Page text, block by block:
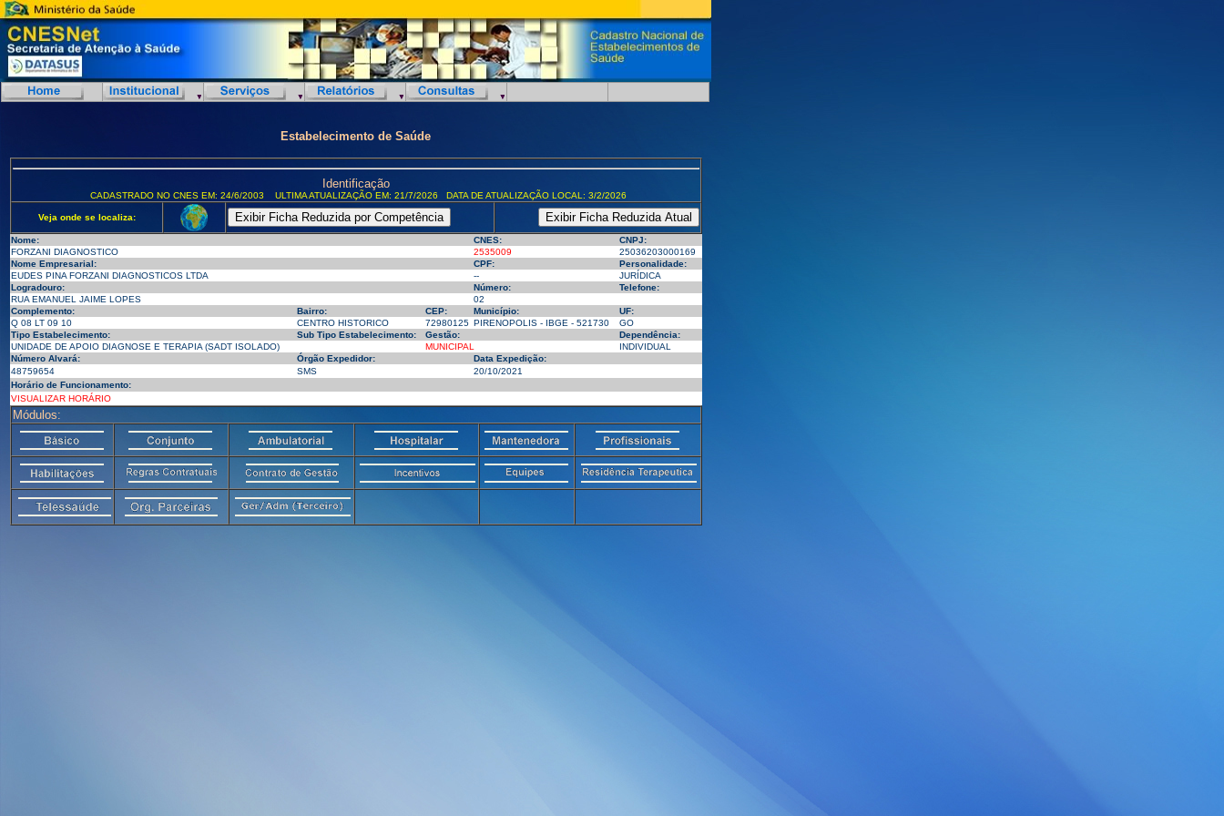
Estabelecimento de Saúde
Identificação
CADASTRADO NO CNES EM: 24/6/2003 ULTIMA ATUALIZAÇÃO EM: 21/7/2026 DATA DE ATUALIZAÇÃO LOCAL: 3/2/2026
Veja onde se localiza:
Nome: CNES:
CNPJ:
FORZANI DIAGNOSTICO
2535009
25036203000169
Nome Empresarial:
CPF:
Personalidade:
EUDES PINA FORZANI DIAGNOSTICOS LTDA
--
JURÍDICA
Logradouro:
Número:
Telefone:
RUA EMANUEL JAIME LOPES
02
Complemento:
Bairro: CEP: Município:
UF:
Q 08 LT 09 10
CENTRO HISTORICO 72980125 PIRENOPOLIS - IBGE - 521730
GO
Tipo Estabelecimento:
Sub Tipo Estabelecimento: Gestão:
Dependência:
UNIDADE DE APOIO DIAGNOSE E TERAPIA (SADT ISOLADO)
MUNICIPAL
INDIVIDUAL
Número Alvará:
Órgão Expedidor:
Data Expedição:
48759654
SMS
20/10/2021
Horário de Funcionamento:
VISUALIZAR HORÁRIO
Módulos: